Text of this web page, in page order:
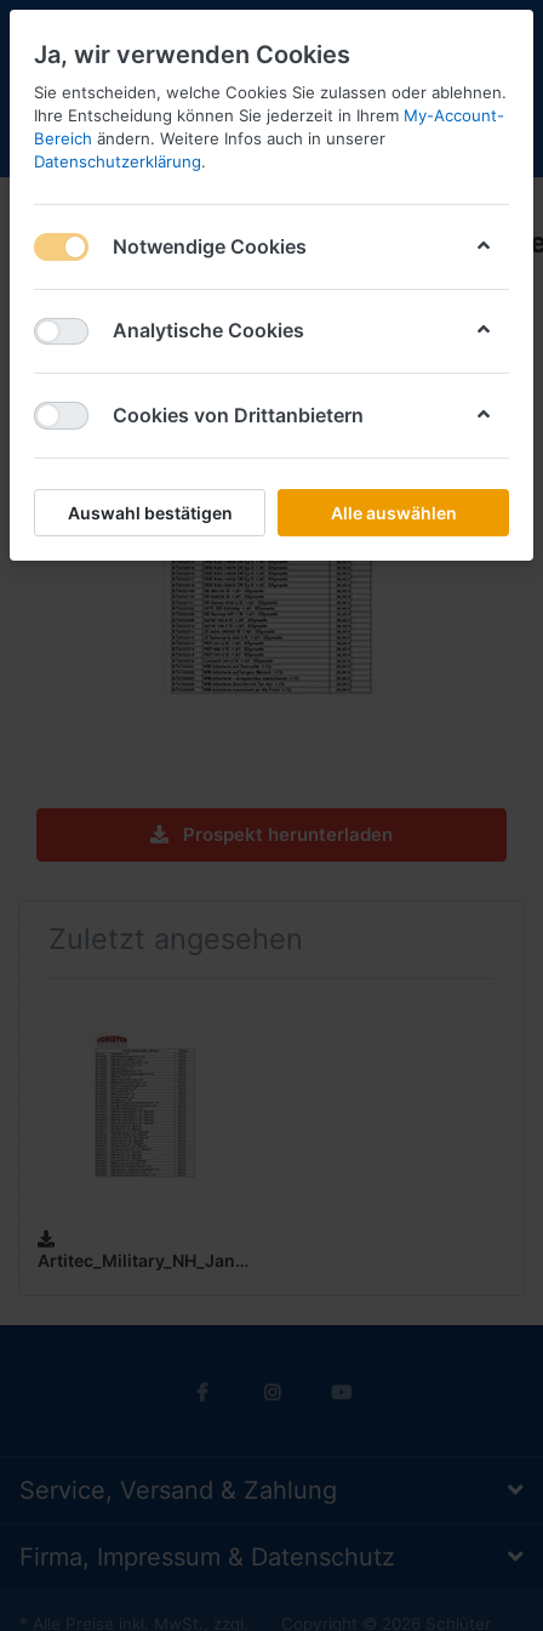
Menü Anmelden Shopaktualisierung
Artitec
Prospekt herunterladen
Zuletzt angesehen
Artitec_Military_NH_Januar_2025_Preis_(0,6
Service, Versand & Zahlung
Firma, Impressum & Datenschutz
* Alle Preise inkl. MwSt., zzgl. Copyright © 2026 Schlüter
Ja, wir verwenden Cookies
Sie entscheiden, welche Cookies Sie zulassen oder ablehnen.
Ihre Entscheidung können Sie jederzeit in Ihrem My-Account-
Bereich ändern. Weitere Infos auch in unserer
Datenschutzerklärung.
Notwendige Cookies
Analytische Cookies
Cookies von Drittanbietern
Auswahl bestätigen Alle auswählen